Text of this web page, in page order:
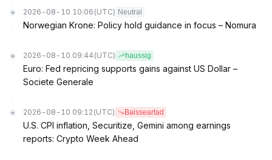
2026-08-10 10:06 (UTC) Neutral
Norwegian Krone: Policy hold guidance in focus – Nomura
2026-08-10 09:44 (UTC) haussig
Euro: Fed repricing supports gains against US Dollar –
Societe Generale
2026-08-10 09:12 (UTC) Baisseartad
U.S. CPI inflation, Securitize, Gemini among earnings
reports: Crypto Week Ahead